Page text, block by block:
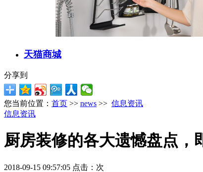
天猫商城
分享到
您当前位置： 首页 >> news >> 信息资讯
信息资讯
厨房装修的各大遗憾盘点，
2018-09-15 09:57:05 点击： 次